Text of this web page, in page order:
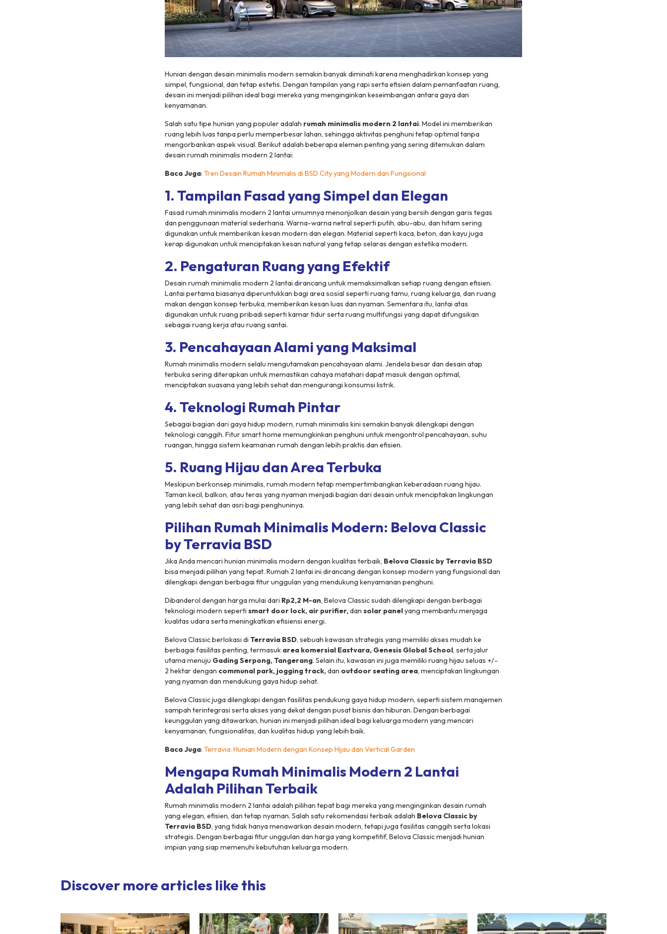
Hunian dengan desain minimalis modern semakin banyak diminati karena menghadirkan konsep yang
simpel, fungsional, dan tetap estetis. Dengan tampilan yang rapi serta efisien dalam pemanfaatan ruang,
desain ini menjadi pilihan ideal bagi mereka yang menginginkan keseimbangan antara gaya dan
kenyamanan.
Salah satu tipe hunian yang populer adalah rumah minimalis modern 2 lantai. Model ini memberikan
ruang lebih luas tanpa perlu memperbesar lahan, sehingga aktivitas penghuni tetap optimal tanpa
mengorbankan aspek visual. Berikut adalah beberapa elemen penting yang sering ditemukan dalam
desain rumah minimalis modern 2 lantai:
Baca Juga: Tren Desain Rumah Minimalis di BSD City yang Modern dan Fungsional
1. Tampilan Fasad yang Simpel dan Elegan
Fasad rumah minimalis modern 2 lantai umumnya menonjolkan desain yang bersih dengan garis tegas
dan penggunaan material sederhana. Warna-warna netral seperti putih, abu-abu, dan hitam sering
digunakan untuk memberikan kesan modern dan elegan. Material seperti kaca, beton, dan kayu juga
kerap digunakan untuk menciptakan kesan natural yang tetap selaras dengan estetika modern.
2. Pengaturan Ruang yang Efektif
Desain rumah minimalis modern 2 lantai dirancang untuk memaksimalkan setiap ruang dengan efisien.
Lantai pertama biasanya diperuntukkan bagi area sosial seperti ruang tamu, ruang keluarga, dan ruang
makan dengan konsep terbuka, memberikan kesan luas dan nyaman. Sementara itu, lantai atas
digunakan untuk ruang pribadi seperti kamar tidur serta ruang multifungsi yang dapat difungsikan
sebagai ruang kerja atau ruang santai.
3. Pencahayaan Alami yang Maksimal
Rumah minimalis modern selalu mengutamakan pencahayaan alami. Jendela besar dan desain atap
terbuka sering diterapkan untuk memastikan cahaya matahari dapat masuk dengan optimal,
menciptakan suasana yang lebih sehat dan mengurangi konsumsi listrik.
4. Teknologi Rumah Pintar
Sebagai bagian dari gaya hidup modern, rumah minimalis kini semakin banyak dilengkapi dengan
teknologi canggih. Fitur smart home memungkinkan penghuni untuk mengontrol pencahayaan, suhu
ruangan, hingga sistem keamanan rumah dengan lebih praktis dan efisien.
5. Ruang Hijau dan Area Terbuka
Meskipun berkonsep minimalis, rumah modern tetap mempertimbangkan keberadaan ruang hijau.
Taman kecil, balkon, atau teras yang nyaman menjadi bagian dari desain untuk menciptakan lingkungan
yang lebih sehat dan asri bagi penghuninya.
Pilihan Rumah Minimalis Modern: Belova Classic
by Terravia BSD
Jika Anda mencari hunian minimalis modern dengan kualitas terbaik, Belova Classic by Terravia BSD
bisa menjadi pilihan yang tepat. Rumah 2 lantai ini dirancang dengan konsep modern yang fungsional dan
dilengkapi dengan berbagai fitur unggulan yang mendukung kenyamanan penghuni.
Dibanderol dengan harga mulai dari Rp2,2 M-an, Belova Classic sudah dilengkapi dengan berbagai
teknologi modern seperti smart door lock, air purifier,dan solar panelyang membantu menjaga
kualitas udara serta meningkatkan efisiensi energi.
Belova Classic berlokasi di Terravia BSD, sebuah kawasan strategis yang memiliki akses mudah ke
berbagai fasilitas penting, termasuk area komersial Eastvara, Genesis Global School, serta jalur
utama menuju Gading Serpong, Tangerang. Selain itu, kawasan ini juga memiliki ruang hijau seluas +/-
2 hektar dengan communal park, jogging track,dan outdoor seating area, menciptakan lingkungan
yang nyaman dan mendukung gaya hidup sehat.
Belova Classic juga dilengkapi dengan fasilitas pendukung gaya hidup modern, seperti sistem manajemen
sampah terintegrasi serta akses yang dekat dengan pusat bisnis dan hiburan. Dengan berbagai
keunggulan yang ditawarkan, hunian ini menjadi pilihan ideal bagi keluarga modern yang mencari
kenyamanan, fungsionalitas, dan kualitas hidup yang lebih baik.
Baca Juga: Terravia: Hunian Modern dengan Konsep Hijau dan Vertical Garden
Mengapa Rumah Minimalis Modern 2 Lantai
Adalah Pilihan Terbaik
Rumah minimalis modern 2 lantai adalah pilihan tepat bagi mereka yang menginginkan desain rumah
yang elegan, efisien, dan tetap nyaman. Salah satu rekomendasi terbaik adalah Belova Classic by
Terravia BSD, yang tidak hanya menawarkan desain modern, tetapi juga fasilitas canggih serta lokasi
strategis. Dengan berbagai fitur unggulan dan harga yang kompetitif, Belova Classic menjadi hunian
impian yang siap memenuhi kebutuhan keluarga modern.
Discover more articles like this